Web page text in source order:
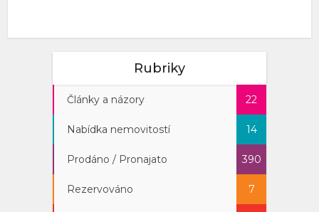
Rubriky
Články a názory 22
Nabídka nemovitostí 14
Prodáno / Pronajato 390
Rezervováno 7